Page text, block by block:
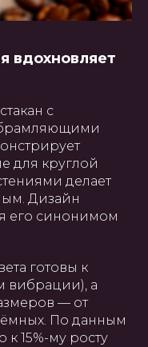
вдохновляет
с
для круглой
делает
Дизайн
его синонимом
готовы к
вибрации), а
— от
По данным
15%-му росту